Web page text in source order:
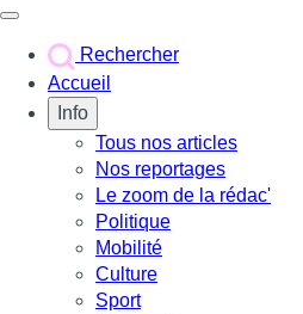
Rechercher
Accueil
Info
Tous nos articles
Nos reportages
Le zoom de la rédac'
Politique
Mobilité
Culture
Sport